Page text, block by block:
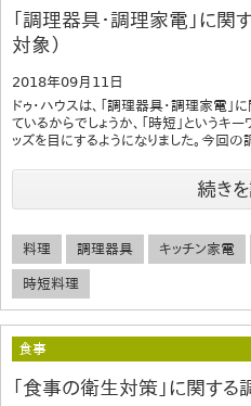
「調理器具・調理家電」に
対象）
2018年09月11日
ドゥ・ハウスは、「調理器具・調理家電
ているからでしょうか、「時短」というキ
ッズを目にするようになりました。今回
続き
料理 調理器具 キッチン家電
時短料理
食事
「食事の衛生対策」に関する